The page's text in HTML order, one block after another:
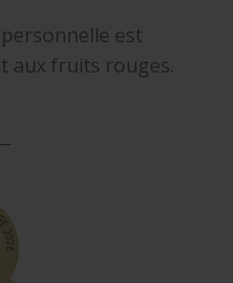
est
aux fruits rouges.